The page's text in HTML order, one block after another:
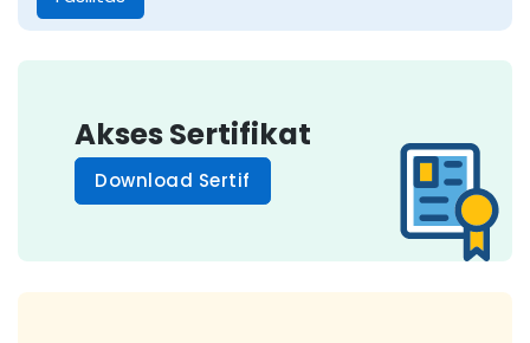
Akses Sertifikat
Download Sertif